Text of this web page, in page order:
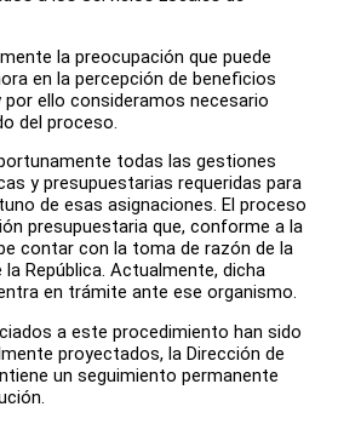
la preocupación que puede
en la percepción de beneficios
por ello consideramos necesario
del proceso.
todas las gestiones
y presupuestarias requeridas para
de esas asignaciones. El proceso
presupuestaria que, conforme a la
contar con la toma de razón de la
la República. Actualmente, dicha
en trámite ante ese organismo.
a este procedimiento han sido
proyectados, la Dirección de
un seguimiento permanente